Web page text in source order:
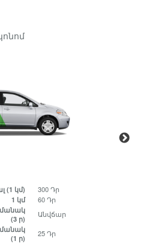
(1 կմ) 300 Դր
1 կմ 60 Դր
(3 ր)
Անվճար
(1 ր)
25 Դր